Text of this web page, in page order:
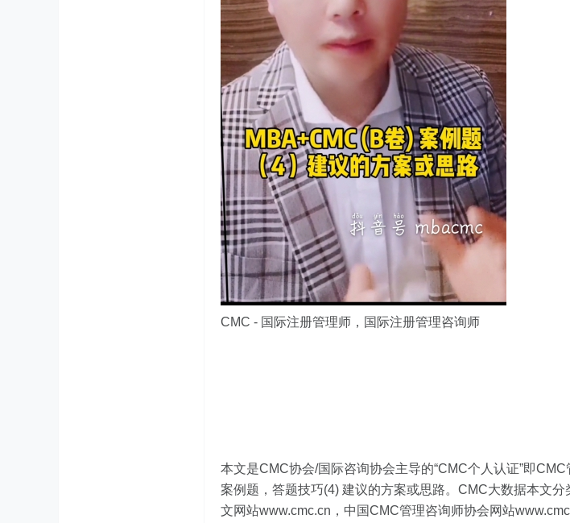
CMC - 国际注册管理师 ， 国际注册管理咨询师
本文是CMC协会/国际咨询协会主导的“CMC个人认证”即
案例题，答题技巧(4) 建议的方案或思路。CMC大数据本文
文网站www.cmc.cn，中国CMC管理咨询师协会网站